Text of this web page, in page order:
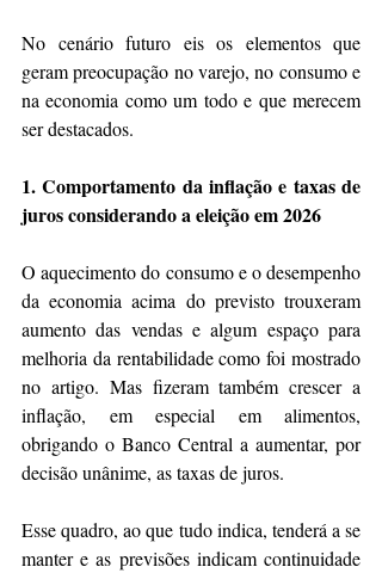
No cenário futuro eis os elementos que
geram preocupação no varejo, no consumo e
na economia como um todo e que merecem
ser destacados.
1. Comportamento da inflação e taxas de
juros considerando a eleição em 2026
O aquecimento do consumo e o desempenho
da economia acima do previsto trouxeram
aumento das vendas e algum espaço para
melhoria da rentabilidade como foi mostrado
no artigo. Mas fizeram também crescer a
inflação, em especial em alimentos,
obrigando o Banco Central a aumentar, por
decisão unânime, as taxas de juros.
Esse quadro, ao que tudo indica, tenderá a se
manter e as previsões indicam continuidade